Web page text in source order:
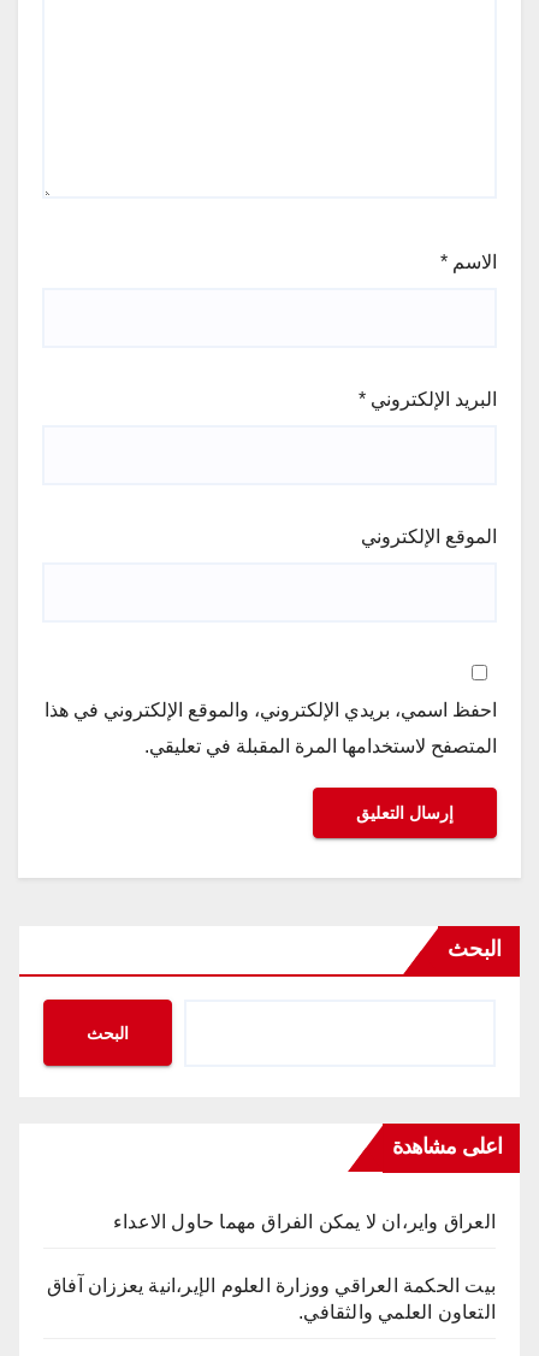
الاسم *
البريد الإلكتروني *
الموقع الإلكتروني
احفظ اسمي، بريدي الإلكتروني، والموقع الإلكتروني في هذا
المتصفح لاستخدامها المرة المقبلة في تعليقي.
البحث
البحث
اعلى مشاهدة
العراق واير،ان لا يمكن الفراق مهما حاول الاعداء
بيت الحكمة العراقي ووزارة العلوم الإير،انية يعززان آفاق
التعاون العلمي والثقافي.